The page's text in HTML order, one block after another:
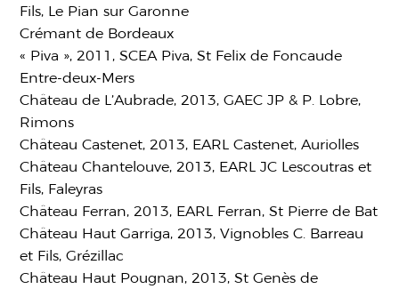
Fils, Le Pian sur Garonne
Crémant de Bordeaux
« Piva », 2011, SCEA Piva, St Felix de Foncaude
Entre-deux-Mers
Château de L’Aubrade, 2013, GAEC JP & P. Lobre,
Rimons
Château Castenet, 2013, EARL Castenet, Auriolles
Château Chantelouve, 2013, EARL JC Lescoutras et
Fils, Faleyras
Château Ferran, 2013, EARL Ferran, St Pierre de Bat
Château Haut Garriga, 2013, Vignobles C. Barreau
et Fils, Grézillac
Château Haut Pougnan, 2013, St Genès de